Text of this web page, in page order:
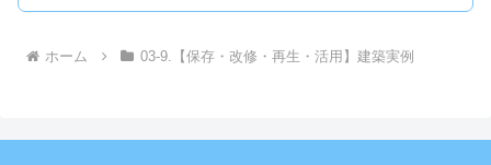
ホーム 03-9.【保存・改修・再生・活用】建築実例